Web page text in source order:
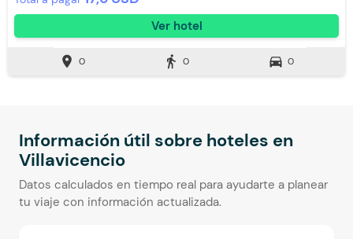
Ver hotel
location_on 0 directions_walk 0 directions_car 0
Información útil sobre hoteles en
Villavicencio
Datos calculados en tiempo real para ayudarte a planear
tu viaje con información actualizada.